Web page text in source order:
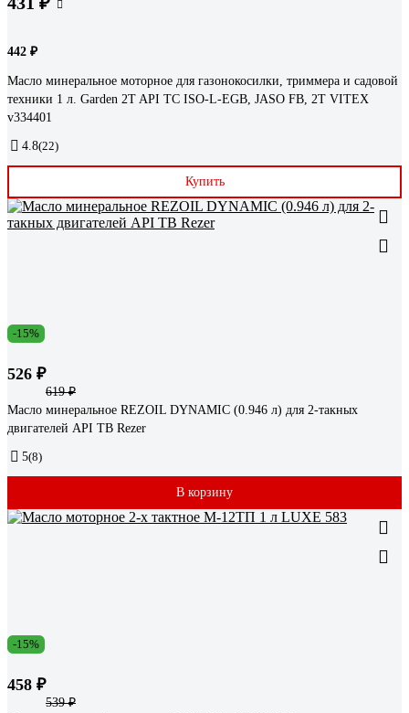
442 ₽
Масло минеральное моторное для газонокосилки, триммера и садовой
техники 1 л. Garden 2T API TC ISO-L-EGB, JASO FB, 2T VITEX
v334401
4.8(22)
Купить
-15%
526 ₽
619 ₽
Масло минеральное REZOIL DYNAMIC (0.946 л) для 2-такных
двигателей API TB Rezer
5(8)
В корзину
-15%
458 ₽
539 ₽